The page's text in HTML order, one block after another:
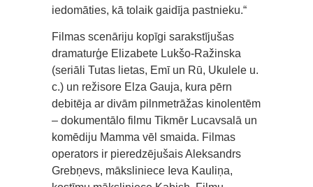
iedomāties, kā tolaik gaidīja pastnieku.“
Filmas scenāriju kopīgi sarakstījušas
dramaturģe Elizabete Lukšo-Ražinska
(seriāli Tutas lietas, Emī un Rū, Ukulele u.
c.) un režisore Elza Gauja, kura pērn
debitēja ar divām pilnmetrāžas kinolentēm
– dokumentālo filmu Tikmēr Lucavsalā un
komēdiju Mamma vēl smaida. Filmas
operators ir pieredzējušais Aleksandrs
Grebņevs, māksliniece Ieva Kauliņa,